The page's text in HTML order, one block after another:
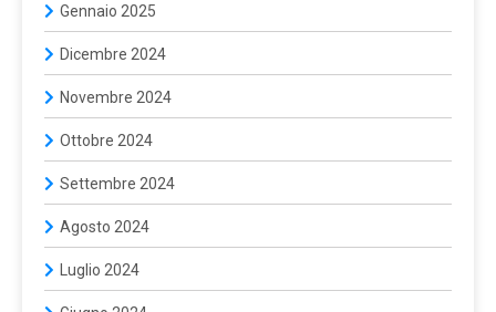
Gennaio 2025
Dicembre 2024
Novembre 2024
Ottobre 2024
Settembre 2024
Agosto 2024
Luglio 2024